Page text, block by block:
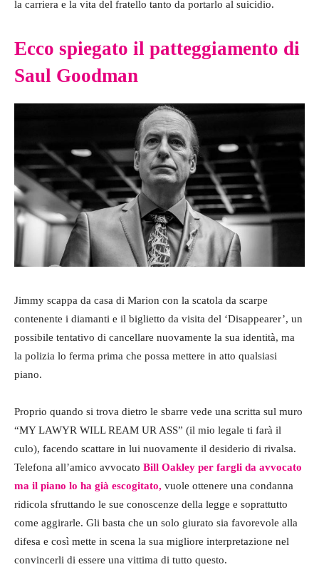
la carriera e la vita del fratello tanto da portarlo al suicidio.
Ecco spiegato il patteggiamento di
Saul Goodman
Jimmy scappa da casa di Marion con la scatola da scarpe
contenente i diamanti e il biglietto da visita del ‘Disappearer’, un
possibile tentativo di cancellare nuovamente la sua identità, ma
la polizia lo ferma prima che possa mettere in atto qualsiasi
piano.
Proprio quando si trova dietro le sbarre vede una scritta sul muro
“MY LAWYR WILL REAM UR ASS” (il mio legale ti farà il
culo), facendo scattare in lui nuovamente il desiderio di rivalsa.
Telefona all’amico avvocato Bill Oakley per fargli da avvocato
ma il piano lo ha già escogitato, vuole ottenere una condanna
ridicola sfruttando le sue conoscenze della legge e soprattutto
come aggirarle. Gli basta che un solo giurato sia favorevole alla
difesa e così mette in scena la sua migliore interpretazione nel
convincerli di essere una vittima di tutto questo.